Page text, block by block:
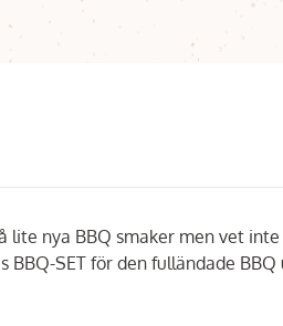
lite nya BBQ smaker men vet
SET för den fulländade BBQ